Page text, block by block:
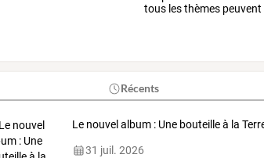
tous les thèmes
Récents
Le nouvel album : Une bouteille à la
31 juil. 2026